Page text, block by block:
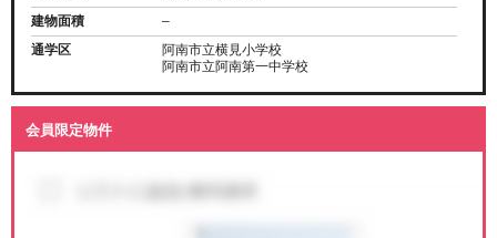
建物面積
–
通学区
阿南市立横見小学校
阿南市立阿南第一中学校
会員限定物件